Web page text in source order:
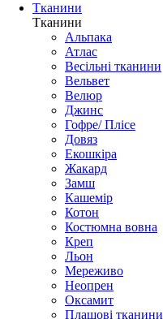
Тканини
Тканини
Альпака
Атлас
Весільні тканини
Вельвет
Велюр
Джинс
Гофре/ Плісе
Довяз
Екошкіра
Жакард
Замш
Кашемір
Котон
Костюмна вовна
Креп
Льон
Мереживо
Неопрен
Оксамит
Плащові тканини